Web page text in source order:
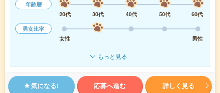
年齢層
20代
30代 40代 50代
60代
男女比率
女性
男性
もっと見る
気になる! 応募へ進む 詳しく見る